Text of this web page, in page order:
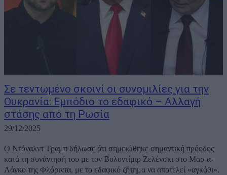
Σε τεντωμένο σκοινί οι συνομιλίες για την
Ουκρανία: Εμπόδιο το εδαφικό – Αλλαγή
στάσης από τη Ρωσία
29/12/2025
Ο Ντόναλντ Τραμπ δήλωσε ότι σημειώθηκε σημαντική πρόοδος
κατά τη συνάντησή του με τον Βολοντίμιρ Ζελένσκι στο Μαρ-α-
Λάγκο της Φλόριντα, με το εδαφικό ζήτημα να αποτελεί «αγκάθι».